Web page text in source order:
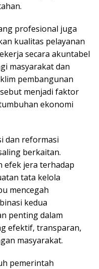
profesional juga
kualitas pelayanan
secara akuntabel
masyarakat dan
pembangunan
menjadi faktor
ekonomi
dan reformasi
berkaitan.
efek jera terhadap
tata kelola
mencegah
kedua
penting dalam
efektif, transparan,
masyarakat.
pemerintah